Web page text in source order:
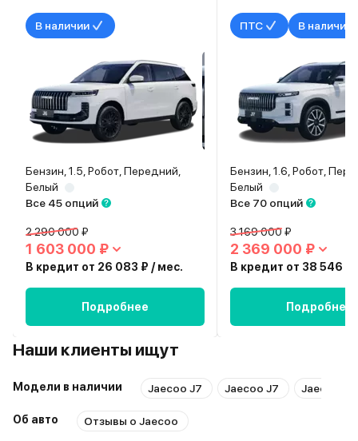
В наличии
Бензин, 1.5, Робот, Передний,
Белый
Все 45 опций
2 290 000 ₽
1 603 000 ₽
В кредит от 26 083 ₽ / мес.
Подробнее
ПТС В наличии
Бензин, 1.6, Робот,
Белый
Все 70 опций
3 169 000 ₽
2 369 000 ₽
В кредит от 38 546 ₽
Подробнее
Наши клиенты ищут
Модели в наличии Jaecoo J7 Jaecoo J7 Jaecoo J8
Об авто Отзывы о Jaecoo